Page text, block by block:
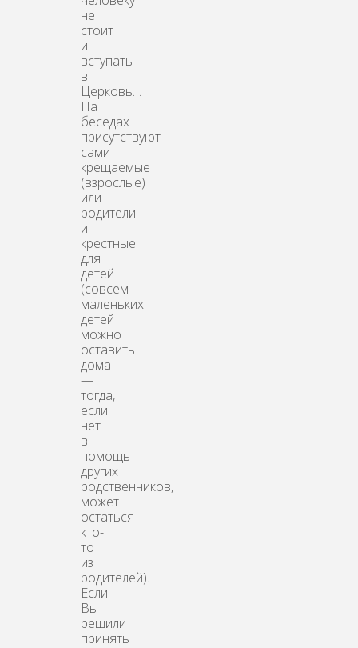
не
стоит
и
вступать
в
Церковь…
На
беседах
присутствуют
сами
крещаемые
(взрослые)
или
родители
и
крестные
для
детей
(совсем
маленьких
детей
можно
оставить
дома
—
тогда,
если
нет
в
помощь
других
родственников,
может
остаться
кто-
то
из
родителей).
Если
Вы
решили
принять